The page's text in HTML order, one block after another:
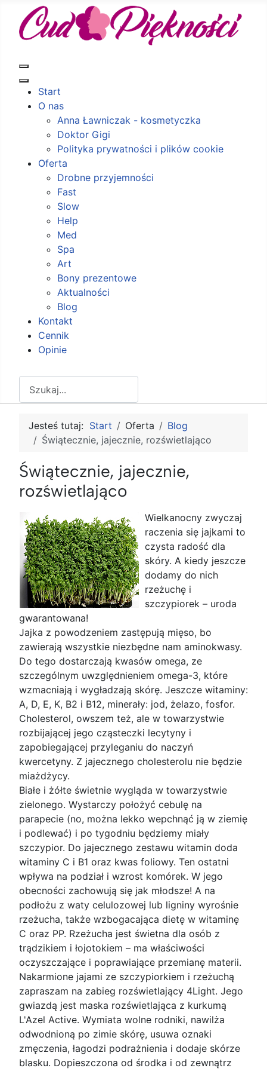
Start
O nas
Anna Ławniczak - kosmetyczka
Doktor Gigi
Polityka prywatności i plików cookie
Oferta
Drobne przyjemności
Fast
Slow
Help
Med
Spa
Art
Bony prezentowe
Aktualności
Blog
Kontakt
Cennik
Opinie
Jesteś tutaj: Start Oferta
Blog
Świątecznie, jajecznie, rozświetlająco
Świątecznie, jajecznie,
rozświetlająco
Wielkanocny zwyczaj
raczenia się jajkami to
czysta radość dla
skóry. A kiedy jeszcze
dodamy do nich
rzeżuchę i
szczypiorek – uroda
gwarantowana!
Jajka z powodzeniem zastępują mięso, bo
zawierają wszystkie niezbędne nam aminokwasy.
Do tego dostarczają kwasów omega, ze
szczególnym uwzględnieniem omega-3, które
wzmacniają i wygładzają skórę. Jeszcze witaminy:
A, D, E, K, B2 i B12, minerały: jod, żelazo, fosfor.
Cholesterol, owszem też, ale w towarzystwie
rozbijającej jego cząsteczki lecytyny i
zapobiegającej przyleganiu do naczyń
kwercetyny. Z jajecznego cholesterolu nie będzie
miażdżycy.
Białe i żółte świetnie wygląda w towarzystwie
zielonego. Wystarczy położyć cebulę na
parapecie (no, można lekko wepchnąć ją w ziemię
i podlewać) i po tygodniu będziemy miały
szczypior. Do jajecznego zestawu witamin doda
witaminy C i B1 oraz kwas foliowy. Ten ostatni
wpływa na podział i wzrost komórek. W jego
obecności zachowują się jak młodsze! A na
podłożu z waty celulozowej lub ligniny wyrośnie
rzeżucha, także wzbogacająca dietę w witaminę
C oraz PP. Rzeżucha jest świetna dla osób z
trądzikiem i łojotokiem – ma właściwości
oczyszczające i poprawiające przemianę materii.
Nakarmione jajami ze szczypiorkiem i rzeżuchą
zapraszam na zabieg rozświetlający 4Light. Jego
gwiazdą jest maska rozświetlająca z kurkumą
L'Azel Active. Wymiata wolne rodniki, nawilża
odwodnioną po zimie skórę, usuwa oznaki
zmęczenia, łagodzi podrażnienia i dodaje skórze
blasku. Dopieszczona od środka i od zewnątrz